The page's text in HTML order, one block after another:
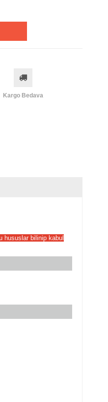
Kargo Bedava
hususlar bilinip kabul